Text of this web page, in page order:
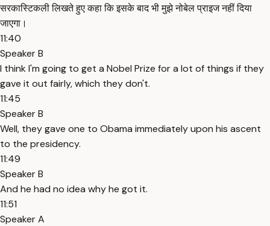
सरकास्टिकली लिखते हुए कहा कि इसके बाद भी मुझे नोबेल प्राइज नहीं दिया
जाएगा।
11:40
Speaker B
I think I'm going to get a Nobel Prize for a lot of things if they
gave it out fairly, which they don't.
11:45
Speaker B
Well, they gave one to Obama immediately upon his ascent
to the presidency.
11:49
Speaker B
And he had no idea why he got it.
11:51
Speaker A